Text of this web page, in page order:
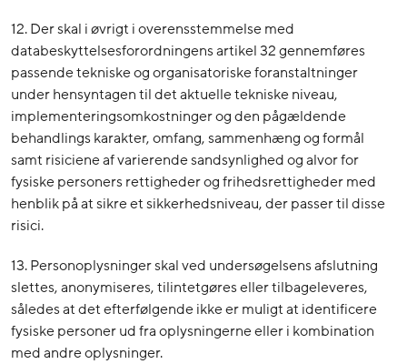
12. Der skal i øvrigt i overensstemmelse med
databeskyttelsesforordningens artikel 32 gennemføres
passende tekniske og organisatoriske foranstaltninger
under hensyntagen til det aktuelle tekniske niveau,
implementeringsomkostninger og den pågældende
behandlings karakter, omfang, sammenhæng og formål
samt risiciene af varierende sandsynlighed og alvor for
fysiske personers rettigheder og frihedsrettigheder med
henblik på at sikre et sikkerhedsniveau, der passer til disse
risici.
13. Personoplysninger skal ved undersøgelsens afslutning
slettes, anonymiseres, tilintetgøres eller tilbageleveres,
således at det efterfølgende ikke er muligt at identificere
fysiske personer ud fra oplysningerne eller i kombination
med andre oplysninger.